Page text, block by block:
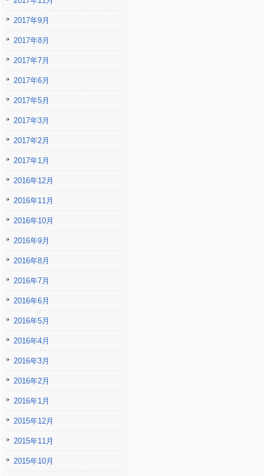
2017年9月
2017年8月
2017年7月
2017年6月
2017年5月
2017年3月
2017年2月
2017年1月
2016年12月
2016年11月
2016年10月
2016年9月
2016年8月
2016年7月
2016年6月
2016年5月
2016年4月
2016年3月
2016年2月
2016年1月
2015年12月
2015年11月
2015年10月